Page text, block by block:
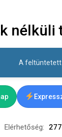
nélküli
A feltüntetett
Elérhetőség: